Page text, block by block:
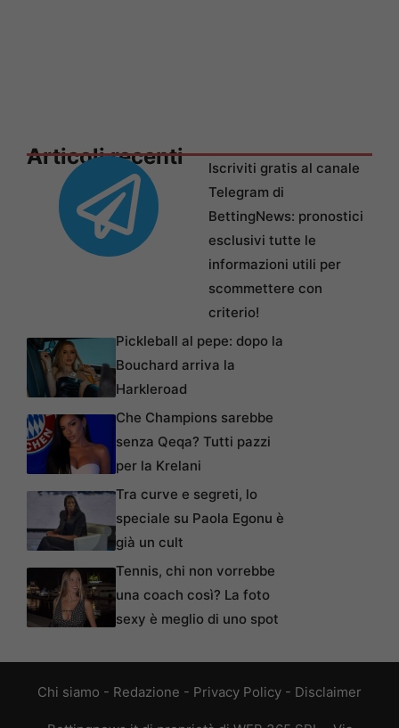
Articoli recenti
Iscriviti gratis al canale
Telegram di
BettingNews: pronostici
esclusivi tutte le
informazioni utili per
scommettere con
criterio!
Pickleball al pepe: dopo la
Bouchard arriva la
Harkleroad
Che Champions sarebbe
senza Qeqa? Tutti pazzi
per la Krelani
Tra curve e segreti, lo
speciale su Paola Egonu è
già un cult
Tennis, chi non vorrebbe
una coach così? La foto
sexy è meglio di uno spot
Chi siamo - Redazione - Privacy Policy - Disclaimer